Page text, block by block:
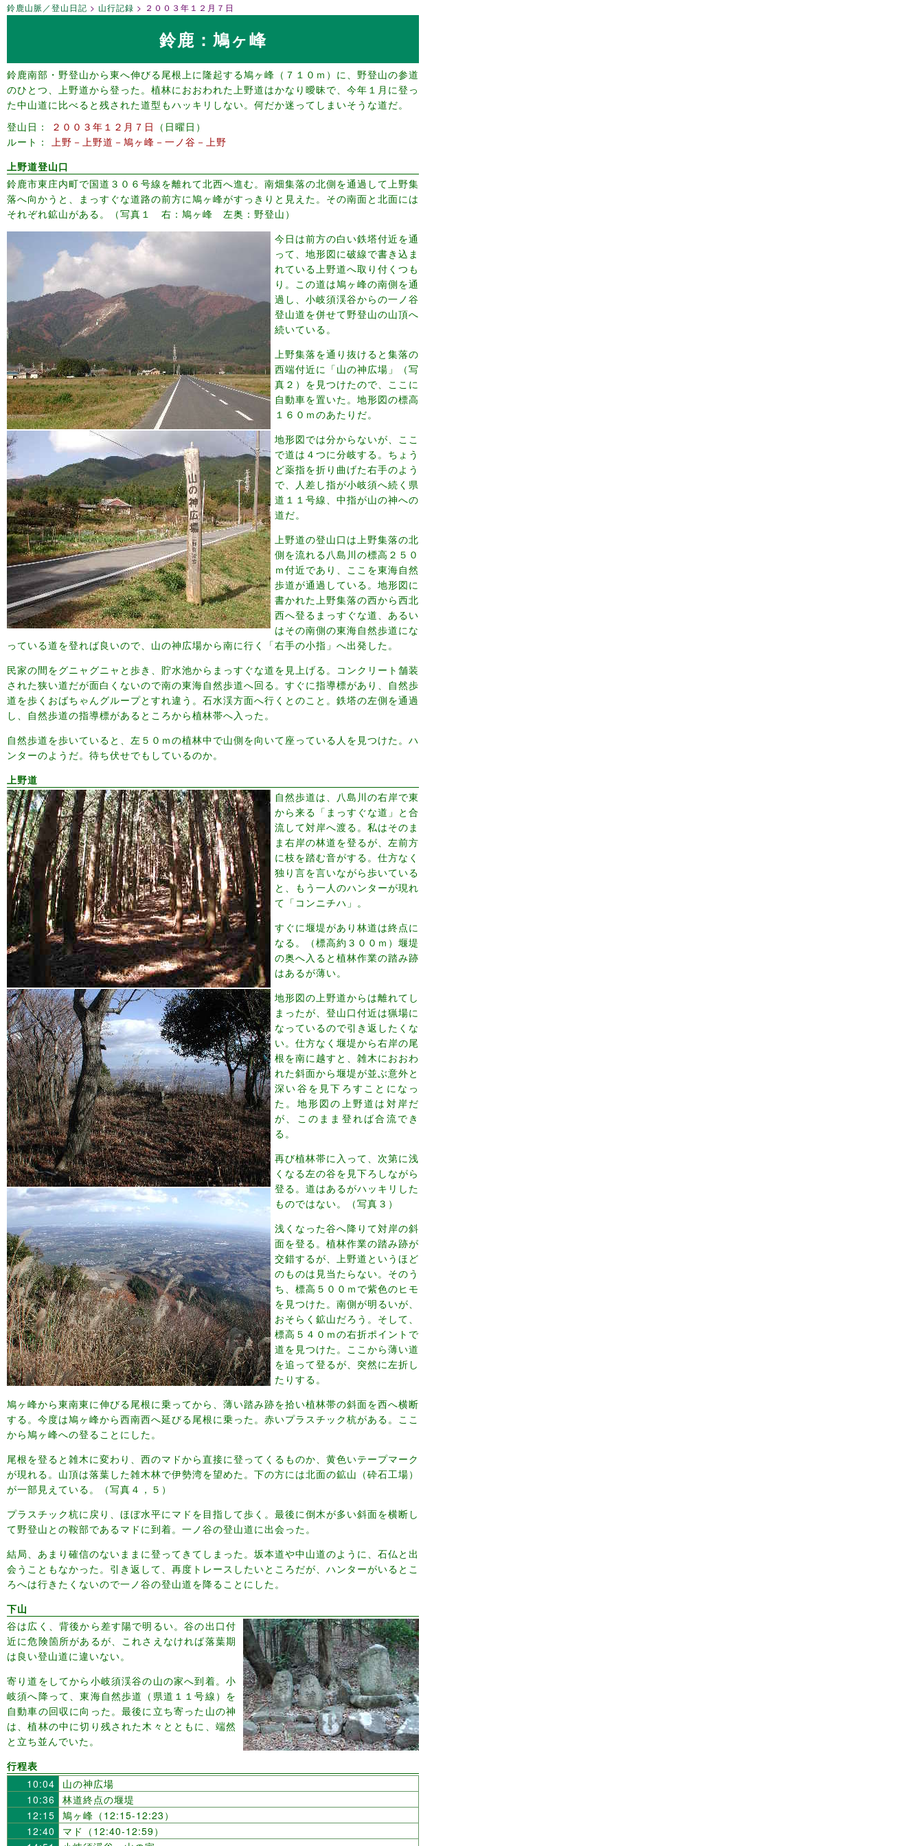
鈴鹿山脈／登山日記 山行記録 ２００３年１２月７日
鈴鹿：鳩ヶ峰
鈴鹿南部・野登山から東へ伸びる尾根上に隆起する鳩ヶ峰（７１０ｍ）に、野登山の参道
のひとつ、上野道から登った。植林におおわれた上野道はかなり曖昧で、今年１月に登っ
た中山道に比べると残された道型もハッキリしない。何だか迷ってしまいそうな道だ。
登山日
２００３年１２月７日
日曜日
ルート
上野－上野道－鳩ヶ峰－一ノ谷－上野
上野道登山口
鈴鹿市東庄内町で国道３０６号線を離れて北西へ進む。南畑集落の北側を通過して上野集
落へ向かうと、まっすぐな道路の前方に鳩ヶ峰がすっきりと見えた。その南面と北面には
それぞれ鉱山がある。（写真１ 右：鳩ヶ峰 左奥：野登山）
今日は前方の白い鉄塔付近を通
って、地形図に破線で書き込ま
れている上野道へ取り付くつも
り。この道は鳩ヶ峰の南側を通
過し、小岐須渓谷からの一ノ谷
登山道を併せて野登山の山頂へ
続いている。
上野集落を通り抜けると集落の
西端付近に「山の神広場」（写
真２）を見つけたので、ここに
自動車を置いた。地形図の標高
１６０ｍのあたりだ。
地形図では分からないが、ここ
で道は４つに分岐する。ちょう
ど薬指を折り曲げた右手のよう
で、人差し指が小岐須へ続く県
道１１号線、中指が山の神への
道だ。
上野道の登山口は上野集落の北
側を流れる八島川の標高２５０
ｍ付近であり、ここを東海自然
歩道が通過している。地形図に
書かれた上野集落の西から西北
西へ登るまっすぐな道、あるい
はその南側の東海自然歩道にな
っている道を登れば良いので、山の神広場から南に行く「右手の小指」へ出発した。
民家の間をグニャグニャと歩き、貯水池からまっすぐな道を見上げる。コンクリート舗装
された狭い道だが面白くないので南の東海自然歩道へ回る。すぐに指導標があり、自然歩
道を歩くおばちゃんグループとすれ違う。石水渓方面へ行くとのこと。鉄塔の左側を通過
し、自然歩道の指導標があるところから植林帯へ入った。
自然歩道を歩いていると、左５０ｍの植林中で山側を向いて座っている人を見つけた。ハ
ンターのようだ。待ち伏せでもしているのか。
上野道
自然歩道は、八島川の右岸で東
から来る「まっすぐな道」と合
流して対岸へ渡る。私はそのま
ま右岸の林道を登るが、左前方
に枝を踏む音がする。仕方なく
独り言を言いながら歩いている
と、もう一人のハンターが現れ
て「コンニチハ」。
すぐに堰堤があり林道は終点に
なる。（標高約３００ｍ）堰堤
の奥へ入ると植林作業の踏み跡
はあるが薄い。
地形図の上野道からは離れてし
まったが、登山口付近は猟場に
なっているので引き返したくな
い。仕方なく堰堤から右岸の尾
根を南に越すと、雑木におおわ
れた斜面から堰堤が並ぶ意外と
深い谷を見下ろすことになっ
た。地形図の上野道は対岸だ
が、このまま登れば合流でき
る。
再び植林帯に入って、次第に浅
くなる左の谷を見下ろしながら
登る。道はあるがハッキリした
ものではない。（写真３）
浅くなった谷へ降りて対岸の斜
面を登る。植林作業の踏み跡が
交錯するが、上野道というほど
のものは見当たらない。そのう
ち、標高５００ｍで紫色のヒモ
を見つけた。南側が明るいが、
おそらく鉱山だろう。そして、
標高５４０ｍの右折ポイントで
道を見つけた。ここから薄い道
を追って登るが、突然に左折し
たりする。
鳩ヶ峰から東南東に伸びる尾根に乗ってから、薄い踏み跡を拾い植林帯の斜面を西へ横断
する。今度は鳩ヶ峰から西南西へ延びる尾根に乗った。赤いプラスチック杭がある。ここ
から鳩ヶ峰への登ることにした。
尾根を登ると雑木に変わり、西のマドから直接に登ってくるものか、黄色いテープマーク
が現れる。山頂は落葉した雑木林で伊勢湾を望めた。下の方には北面の鉱山（砕石工場）
が一部見えている。（写真４，５）
プラスチック杭に戻り、ほぼ水平にマドを目指して歩く。最後に倒木が多い斜面を横断し
て野登山との鞍部であるマドに到着。一ノ谷の登山道に出会った。
結局、あまり確信のないままに登ってきてしまった。坂本道や中山道のように、石仏と出
会うこともなかった。引き返して、再度トレースしたいところだが、ハンターがいるとこ
ろへは行きたくないので一ノ谷の登山道を降ることにした。
下山
谷は広く、背後から差す陽で明るい。谷の出口付
近に危険箇所があるが、これさえなければ落葉期
は良い登山道に違いない。
寄り道をしてから小岐須渓谷の山の家へ到着。小
岐須へ降って、東海自然歩道（県道１１号線）を
自動車の回収に向った。最後に立ち寄った山の神
は、植林の中に切り残された木々とともに、端然
と立ち並んでいた。
行程表
10:04
山の神広場
10:36
林道終点の堰堤
12:15 鳩ヶ峰（12:15-12:23）
12:40
マド（12:40-12:59）